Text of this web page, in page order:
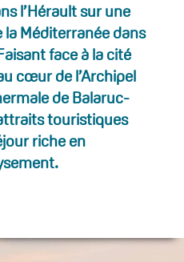
l’Hérault sur une
la Méditerranée dans
face à la cité
cœur de l’Archipel
de Balaruc-
touristiques
riche en